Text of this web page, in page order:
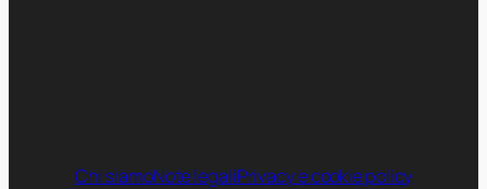
Chi siamoNote legaliPrivacy e cookie policy